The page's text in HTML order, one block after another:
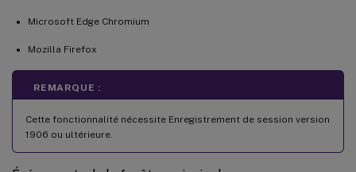
Microsoft Edge Chromium
Mozilla Firefox
REMARQUE :
Cette fonctionnalité nécessite Enregistrement de session version
1906 ou ultérieure.